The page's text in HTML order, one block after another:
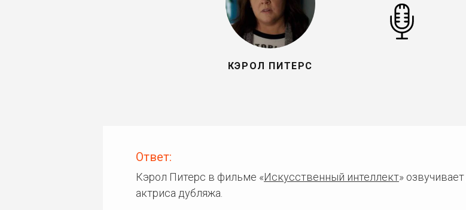
КЭРОЛ ПИТЕРС
Ответ:
Кэрол Питерс в фильме «Искусственный интеллект» озвучивает
актриса дубляжа.